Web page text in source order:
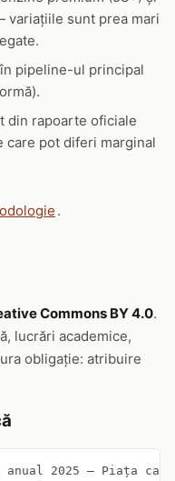
sunt prea mari
pipeline-ul principal
din rapoarte oficiale
care pot diferi marginal
.
Commons BY 4.0.
lucrări academice,
obligație: atribuire
2025 — Piața